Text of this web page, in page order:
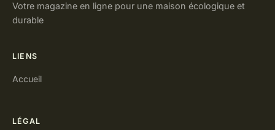
Votre magazine en ligne pour une maison écologique et
durable
LIENS
Accueil
LÉGAL